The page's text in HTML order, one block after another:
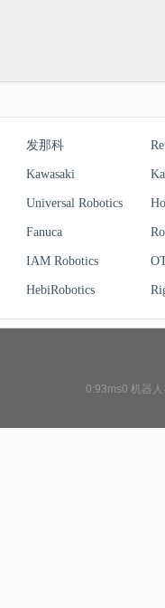
发那科
Kawasaki
Universal Robotics
Fanuca
IAM Robotics
HebiRobotics
0:93ms0 机器